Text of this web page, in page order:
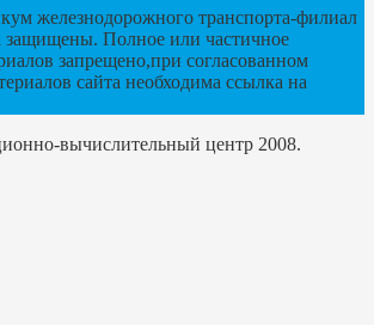
железнодорожного транспорта-филиал
Полное или частичное
запрещено,при согласованном
сайта необходима ссылка на
вычислительный центр 2008.